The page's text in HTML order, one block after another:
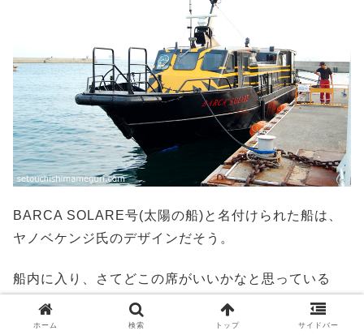
BARCA SOLARE号(太陽の船)と名付けられた船は、
ヤノベケンジ氏のデザインだそう。
船内に入り、さてどこの席がいいかなと思っている
と、友人が「あ！」と声をあげ、すかさずその席を確
保しました。
ホーム 検索 トップ サイドバー